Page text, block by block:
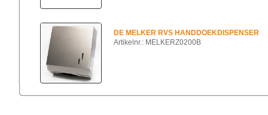
DE MELKER RVS HANDDOEKDISPENSER
Artikelnr.: MELKERZ0200B